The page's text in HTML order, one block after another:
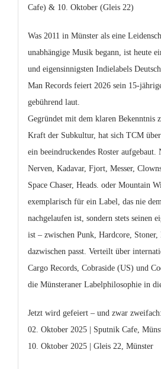
Cafe) & 10. Oktober (Gleis 22)
Was 2011 in Münster als eine
unabhängige Musik begann, ist heute
und eigensinnigsten Indielabels
Man Records feiert 2026 sein 15-
gebührend laut.
Gegründet mit dem klaren Bekenntnis
Kraft der Subkultur, hat sich TCM über
ein beeindruckendes Roster aufgebaut.
Nerven, Kadavar, Fjort, Messer,
Space Chaser, Heads. oder Mountain
exemplarisch für ein Label, das nie
nachgelaufen ist, sondern stets seinen
ist – zwischen Punk, Hardcore,
dazwischen passt. Verteilt über
Cargo Records, Cobraside (US) und
die Münsteraner Labelphilosophie in
Jetzt wird gefeiert – und zwar zweifach:
02. Oktober 2025 | Sputnik Cafe,
10. Oktober 2025 | Gleis 22, Münster